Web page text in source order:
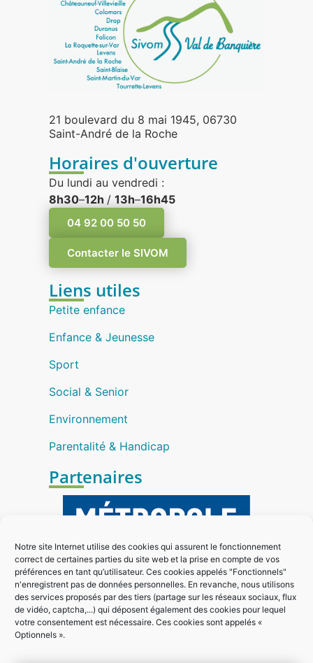
Notre site Internet utilise des cookies qui assurent le fonctionnement
correct de certaines parties du site web et la prise en compte de vos
préférences en tant qu’utilisateur. Ces cookies appelés "Fonctionnels"
n'enregistrent pas de données personnelles. En revanche, nous utilisons
des services proposés par des tiers (partage sur les réseaux sociaux, flux
de vidéo, captcha,...) qui déposent également des cookies pour lequel
votre consentement est nécessaire. Ces cookies sont appelés «
Optionnels ».
21 boulevard du 8 mai 1945, 06730
Saint-André de la Roche
Horaires d'ouverture
Du lundi au vendredi :
8h30–12h / 13h–16h45
04 92 00 50 50
Contacter le SIVOM
Liens utiles
Petite enfance
Enfance & Jeunesse
Sport
Social & Senior
Environnement
Parentalité & Handicap
Partenaires